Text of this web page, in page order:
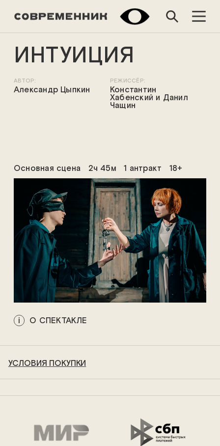
ИНТУИЦИЯ
АВТОР:
Александр Цыпкин
РЕЖИССЁР:
Константин
Хабенский и Данил
Чащин
Основная сцена 2ч 45м 1 антракт 18+
О СПЕКТАКЛЕ
УСЛОВИЯ ПОКУПКИ